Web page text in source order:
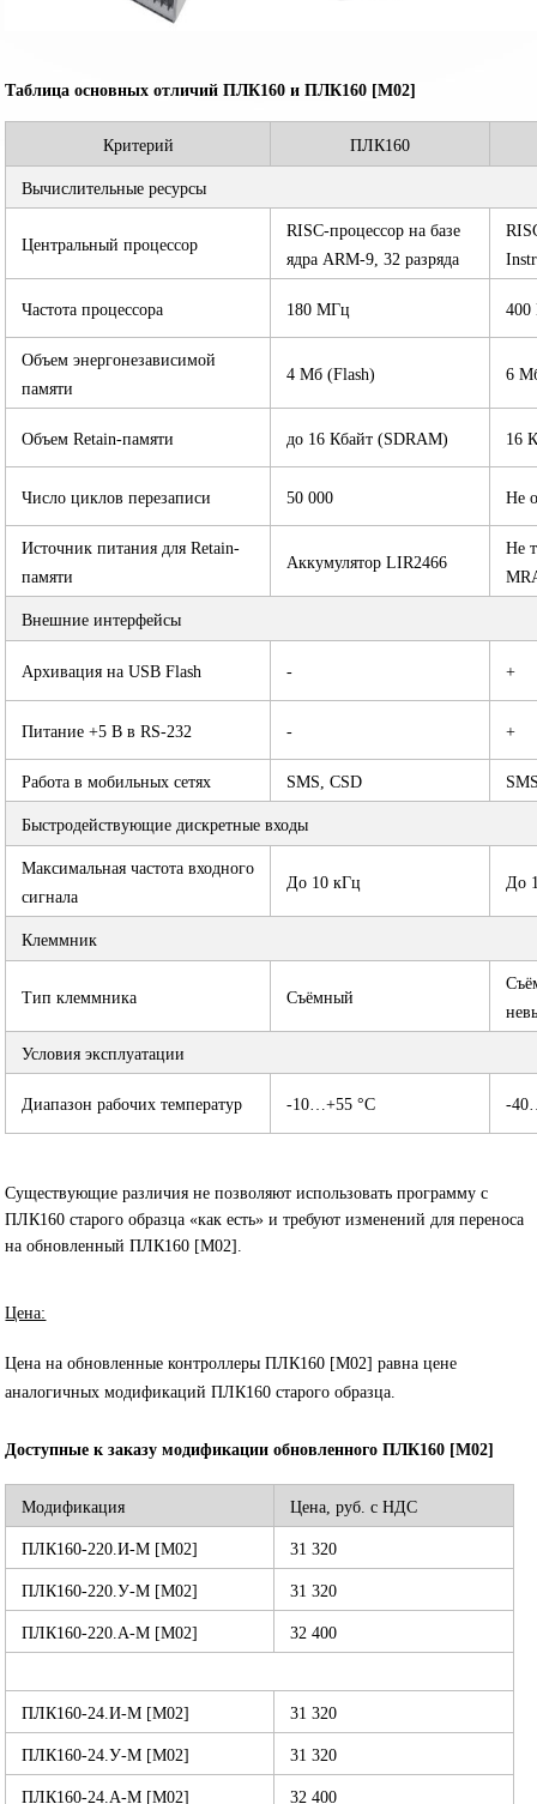
Таблица основных отличий ПЛК160 и ПЛК160 [М02]
Критерий ПЛК160
Вычислительные ресурсы
Центральный процессор
RISC-процессор на базе
ядра ARM-9, 32 разряда
Частота процессора 180 МГц
Объем энергонезависимой
памяти
4 Мб (Flash) 6
Объем Retain-памяти до 16 Кбайт (SDRAM) 16
Число циклов перезаписи 50 000 Не
Источник питания для Retain-
памяти
Аккумулятор LIR2466
Не
Внешние интерфейсы
Архивация на USB Flash - +
Питание +5 В в RS-232 - +
Работа в мобильных сетях SMS, CSD
Быстродействующие дискретные входы
Максимальная частота входного
сигнала
До 10 кГц До
Клеммник
Тип клеммника Съёмный
Условия эксплуатации
Диапазон рабочих температур -10…+55 °С -
Существующие различия не позволяют использовать программу с
ПЛК160 старого образца «как есть» и требуют изменений для переноса
на обновленный ПЛК160 [М02].
Цена:
Цена на обновленные контроллеры ПЛК160 [М02] равна цене
аналогичных модификаций ПЛК160 старого образца.
Доступные к заказу модификации обновленного ПЛК160 [М02]
Модификация Цена, руб. с НДС
ПЛК160-220.И-М [М02] 31 320
ПЛК160-220.У-М [М02] 31 320
ПЛК160-220.А-М [М02] 32 400
ПЛК160-24.И-М [М02] 31 320
ПЛК160-24.У-М [М02] 31 320
ПЛК160-24.А-М [М02] 32 400